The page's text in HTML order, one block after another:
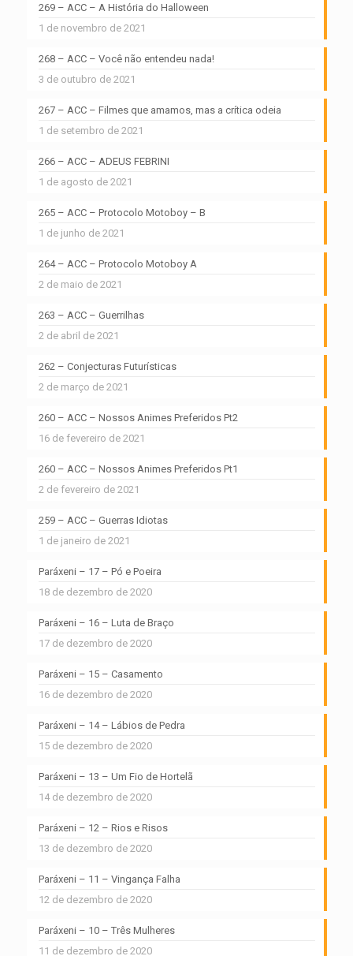
269 – ACC – A História do Halloween
1 de novembro de 2021
268 – ACC – Você não entendeu nada!
3 de outubro de 2021
267 – ACC – Filmes que amamos, mas a crítica odeia
1 de setembro de 2021
266 – ACC – ADEUS FEBRINI
1 de agosto de 2021
265 – ACC – Protocolo Motoboy – B
1 de junho de 2021
264 – ACC – Protocolo Motoboy A
2 de maio de 2021
263 – ACC – Guerrilhas
2 de abril de 2021
262 – Conjecturas Futurísticas
2 de março de 2021
260 – ACC – Nossos Animes Preferidos Pt2
16 de fevereiro de 2021
260 – ACC – Nossos Animes Preferidos Pt1
2 de fevereiro de 2021
259 – ACC – Guerras Idiotas
1 de janeiro de 2021
Paráxeni – 17 – Pó e Poeira
18 de dezembro de 2020
Paráxeni – 16 – Luta de Braço
17 de dezembro de 2020
Paráxeni – 15 – Casamento
16 de dezembro de 2020
Paráxeni – 14 – Lábios de Pedra
15 de dezembro de 2020
Paráxeni – 13 – Um Fio de Hortelã
14 de dezembro de 2020
Paráxeni – 12 – Rios e Risos
13 de dezembro de 2020
Paráxeni – 11 – Vingança Falha
12 de dezembro de 2020
Paráxeni – 10 – Três Mulheres
11 de dezembro de 2020